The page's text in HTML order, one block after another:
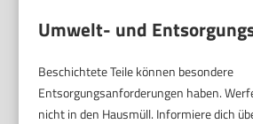
Umwelt- und
Beschichtete Teile können besondere
Entsorgungsanforderungen haben.
nicht in den Hausmüll. Informiere dich